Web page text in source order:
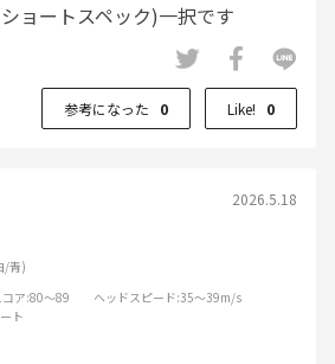
ョートスペック)一択です
参考になった 0 Like! 0
2026.5.18
/青)
ア:80～89 ヘッドスピード:35～39m/s
ト